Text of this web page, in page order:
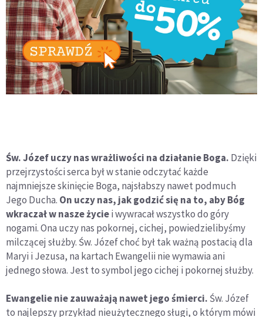
Św. Józef uczy nas wrażliwości na działanie Boga. Dzięki
przejrzystości serca był w stanie odczytać każde
najmniejsze skinięcie Boga, najsłabszy nawet podmuch
Jego Ducha. On uczy nas, jak godzić się na to, aby Bóg
wkraczał w nasze życiei wywracał wszystko do góry
nogami. Ona uczy nas pokornej, cichej, powiedzielibyśmy
milczącej służby. Św. Józef choć był tak ważną postacią dla
Maryi i Jezusa, na kartach Ewangelii nie wymawia ani
jednego słowa. Jest to symbol jego cichej i pokornej służby.
Ewangelie nie zauważają nawet jego śmierci. Św. Józef
to najlepszy przykład nieużytecznego sługi, o którym mówi